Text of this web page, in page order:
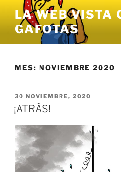
contenido
LA WEB VISTA
GAFOTAS
MES: NOVIEMBRE 2020
PUBLICADO
EL
30 NOVIEMBRE, 2020
¡ATRÁS!